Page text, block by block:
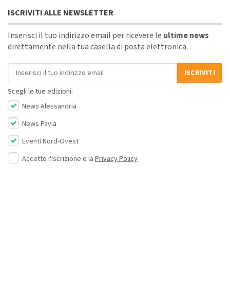
ISCRIVITI ALLE NEWSLETTER
Inserisci il tuo indirizzo email per ricevere le ultime news
direttamente nella tua casella di posta elettronica.
Indirizzo email
ISCRIVITI
Scegli le tue edizioni:
News Alessandria
News Pavia
Eventi Nord-Ovest
Accetto l'iscrizione e la Privacy Policy